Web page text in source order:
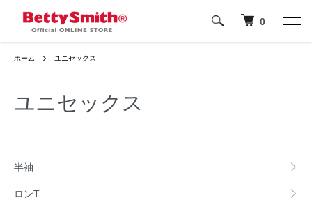
0
ホーム ユニセックス
ユニセックス
半袖
ロンT